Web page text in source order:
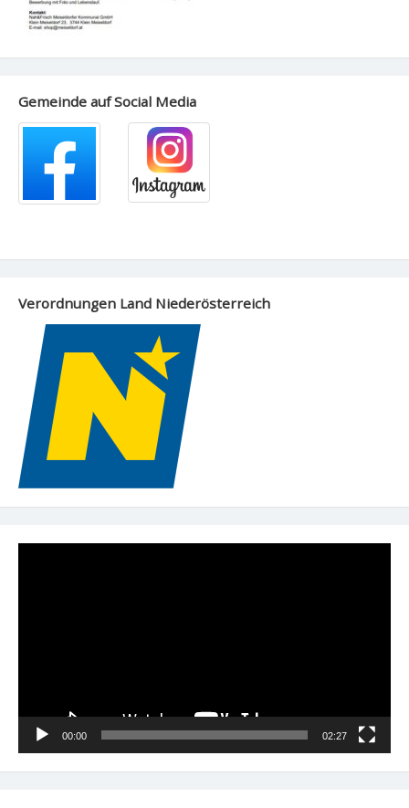
Gemeinde auf Social Media
Verordnungen Land Niederösterreich
00:00 02:27